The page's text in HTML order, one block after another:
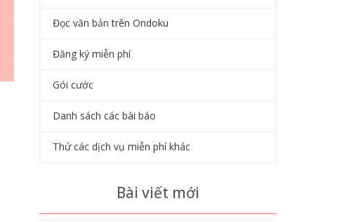
Đọc văn bản trên Ondoku
Đăng ký miễn phí
Gói cước
Danh sách các bài báo
Thử các dịch vụ miễn phí khác
Bài viết mới